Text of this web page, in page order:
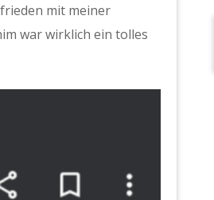
mit meiner
war wirklich ein tolles